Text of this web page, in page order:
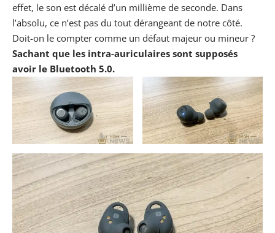
effet, le son est décalé d’un millième de seconde. Dans
l’absolu, ce n’est pas du tout dérangeant de notre côté.
Doit-on le compter comme un défaut majeur ou mineur ?
Sachant que les intra-auriculaires sont supposés
avoir le Bluetooth 5.0.